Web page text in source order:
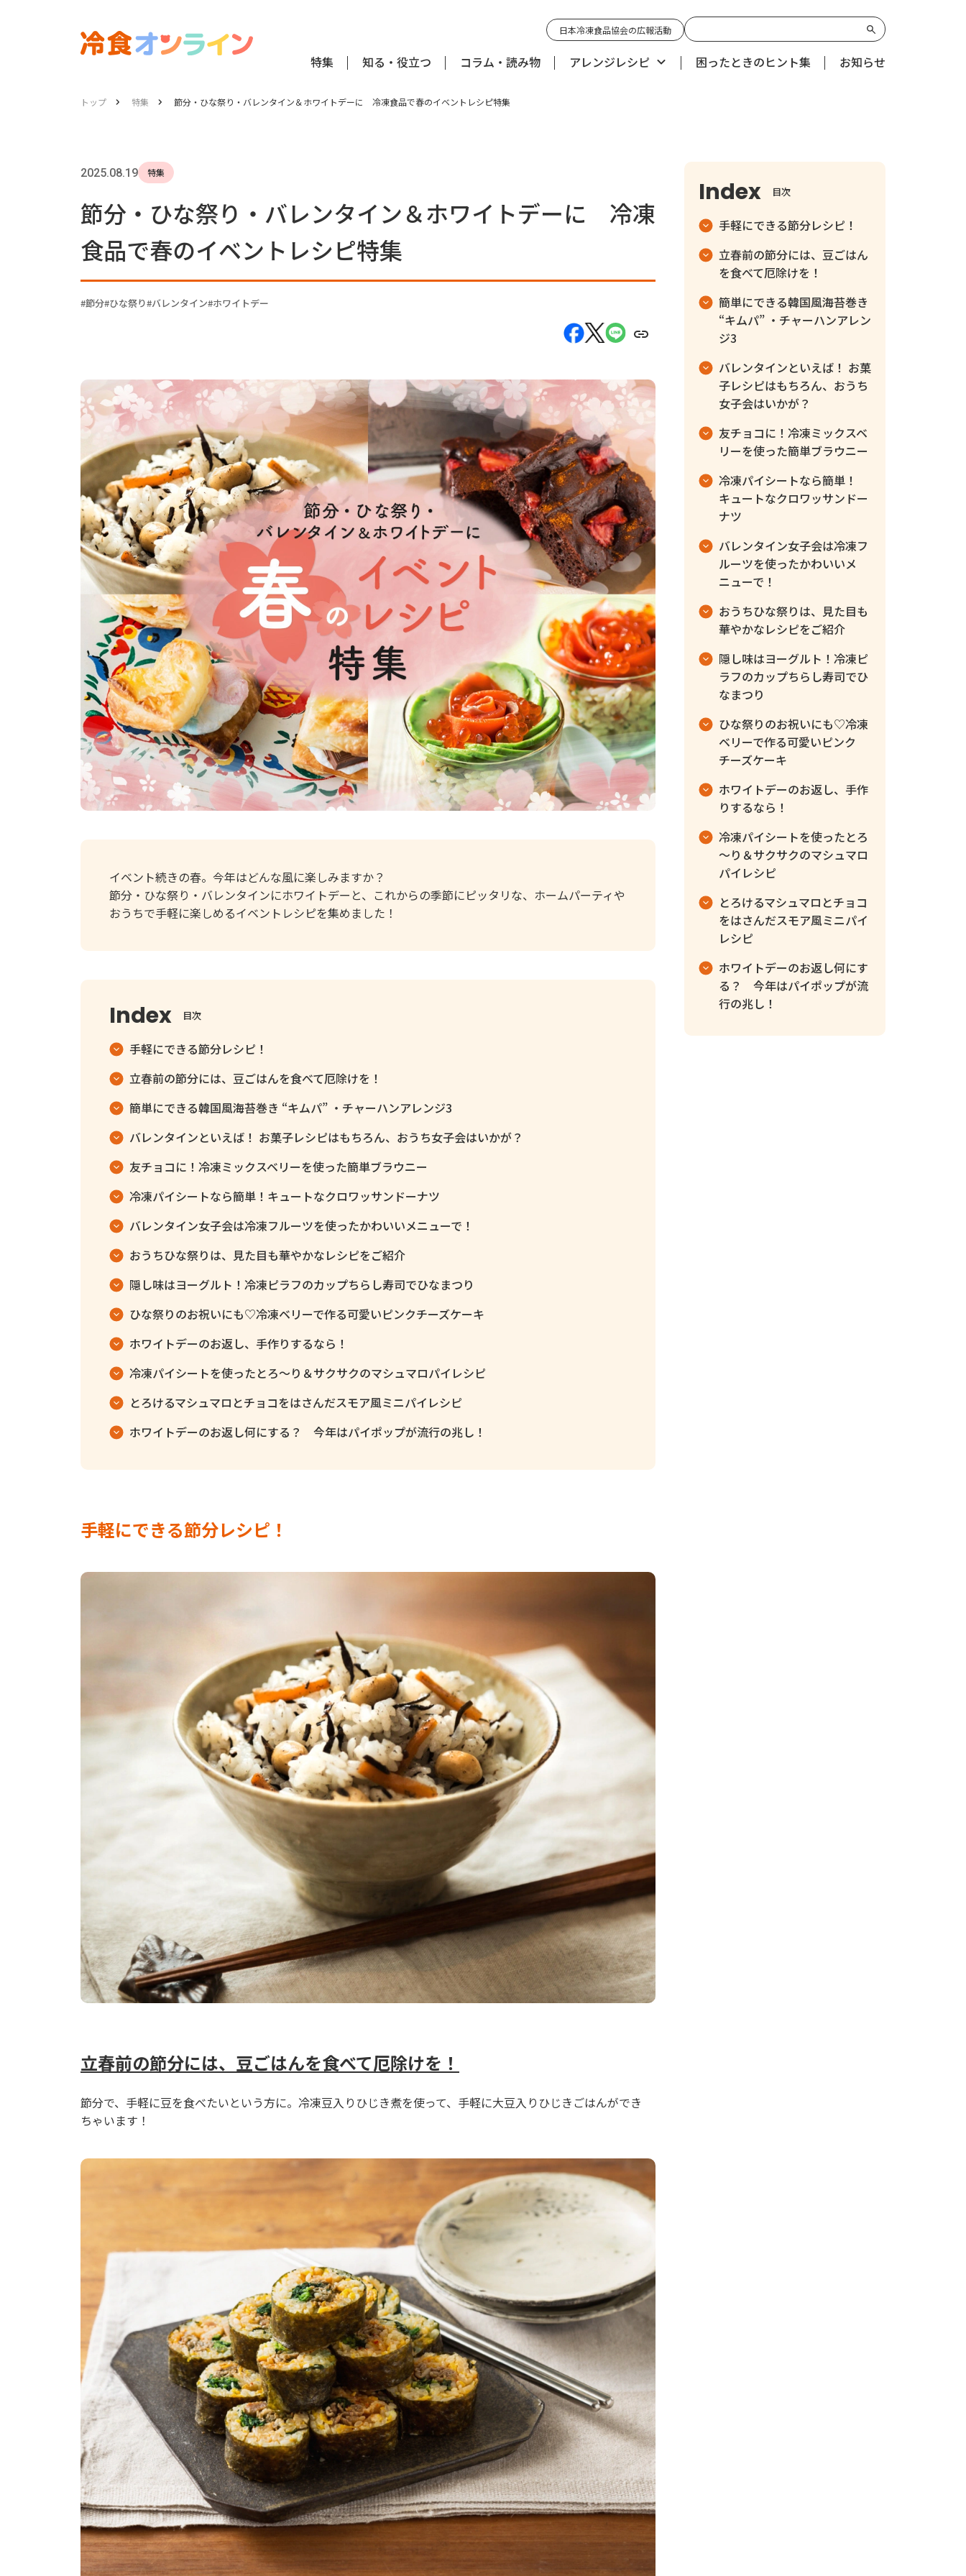
日本冷凍食品協会の広報活動
特集 知る・役立つ コラム・読み物 アレンジレシピ 困ったときのヒント集 お知らせ
トップ 特集 節分・ひな祭り・バレンタイン＆ホワイトデーに 冷凍食品で春のイベントレシピ特集
2025.08.19 特集
節分・ひな祭り・バレンタイン＆ホワイトデーに 冷凍
食品で春のイベントレシピ特集
節分 ひな祭り バレンタイン ホワイトデー
イベント続きの春。今年はどんな風に楽しみますか？
節分・ひな祭り・バレンタインにホワイトデーと、これからの季節にピッタリな、ホームパーティや
おうちで手軽に楽しめるイベントレシピを集めました！
目次
手軽にできる節分レシピ！
立春前の節分には、豆ごはんを食べて厄除けを！
簡単にできる韓国風海苔巻き “キムパ” ・チャーハンアレンジ3
バレンタインといえば！ お菓子レシピはもちろん、おうち女子会はいかが？
友チョコに！冷凍ミックスベリーを使った簡単ブラウニー
冷凍パイシートなら簡単！キュートなクロワッサンドーナツ
バレンタイン女子会は冷凍フルーツを使ったかわいいメニューで！
おうちひな祭りは、見た目も華やかなレシピをご紹介
隠し味はヨーグルト！冷凍ピラフのカップちらし寿司でひなまつり
ひな祭りのお祝いにも♡冷凍ベリーで作る可愛いピンクチーズケーキ
ホワイトデーのお返し、手作りするなら！
冷凍パイシートを使ったとろ～り＆サクサクのマシュマロパイレシピ
とろけるマシュマロとチョコをはさんだスモア風ミニパイレシピ
ホワイトデーのお返し何にする？ 今年はパイポップが流行の兆し！
手軽にできる節分レシピ！
立春前の節分には、豆ごはんを食べて厄除けを！
節分で、手軽に豆を食べたいという方に。冷凍豆入りひじき煮を使って、手軽に大豆入りひじきごはんができ
ちゃいます！
目次
手軽にできる節分レシピ！
立春前の節分には、豆ごはん
を食べて厄除けを！
簡単にできる韓国風海苔巻き
“キムパ” ・チャーハンアレン
ジ3
バレンタインといえば！ お菓
子レシピはもちろん、おうち
女子会はいかが？
友チョコに！冷凍ミックスベ
リーを使った簡単ブラウニー
冷凍パイシートなら簡単！
キュートなクロワッサンドー
ナツ
バレンタイン女子会は冷凍フ
ルーツを使ったかわいいメ
ニューで！
おうちひな祭りは、見た目も
華やかなレシピをご紹介
隠し味はヨーグルト！冷凍ピ
ラフのカップちらし寿司でひ
なまつり
ひな祭りのお祝いにも♡冷凍
ベリーで作る可愛いピンク
チーズケーキ
ホワイトデーのお返し、手作
りするなら！
冷凍パイシートを使ったとろ
～り＆サクサクのマシュマロ
パイレシピ
とろけるマシュマロとチョコ
をはさんだスモア風ミニパイ
レシピ
ホワイトデーのお返し何にす
る？ 今年はパイポップが流
行の兆し！